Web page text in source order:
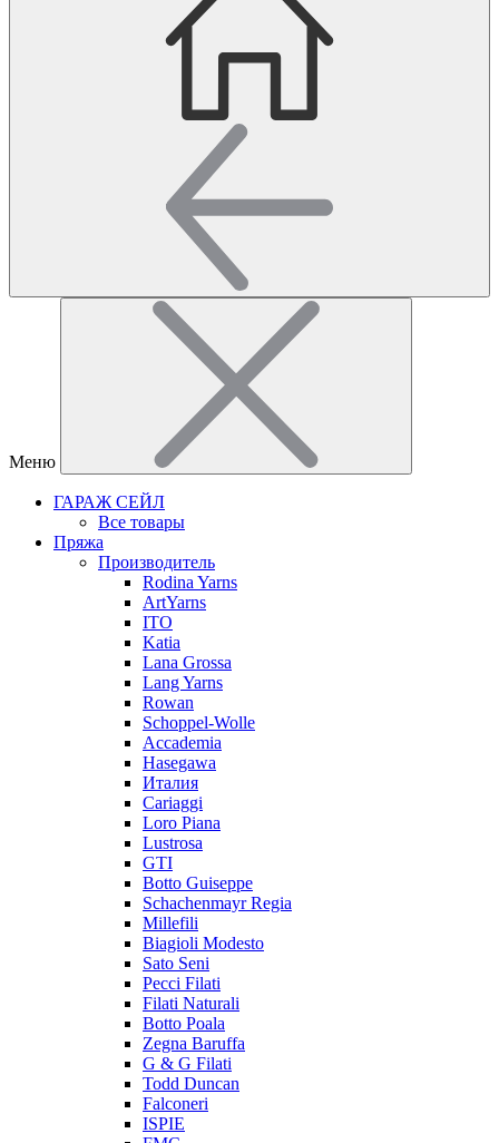
Меню
ГАРАЖ СЕЙЛ
Все товары
Пряжа
Производитель
Rodina Yarns
ArtYarns
ITO
Katia
Lana Grossa
Lang Yarns
Rowan
Schoppel-Wolle
Accademia
Hasegawa
Италия
Cariaggi
Loro Piana
Lustrosa
GTI
Botto Guiseppe
Schachenmayr Regia
Millefili
Biagioli Modesto
Sato Seni
Pecci Filati
Filati Naturali
Botto Poala
Zegna Baruffa
G & G Filati
Todd Duncan
Falconeri
ISPIE